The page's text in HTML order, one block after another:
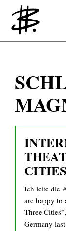
Ich leite die
are happy to
Three
Germany